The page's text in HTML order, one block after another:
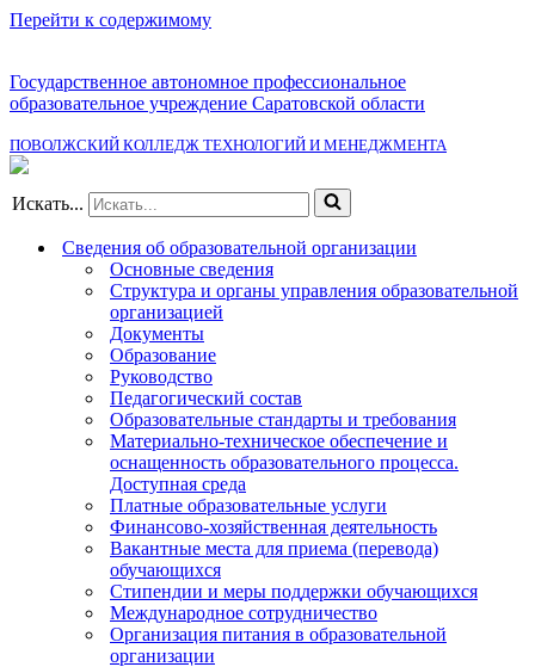
Перейти к содержимому
Государственное автономное профессиональное
образовательное учреждение Саратовской области
ПОВОЛЖСКИЙ КОЛЛЕДЖ ТЕХНОЛОГИЙ И МЕНЕДЖМЕНТА
Искать...
Сведения об образовательной организации
Основные сведения
Структура и органы управления образовательной
организацией
Документы
Образование
Руководство
Педагогический состав
Образовательные стандарты и требования
Материально-техническое обеспечение и
оснащенность образовательного процесса.
Доступная среда
Платные образовательные услуги
Финансово-хозяйственная деятельность
Вакантные места для приема (перевода)
обучающихся
Стипендии и меры поддержки обучающихся
Международное сотрудничество
Организация питания в образовательной
организации